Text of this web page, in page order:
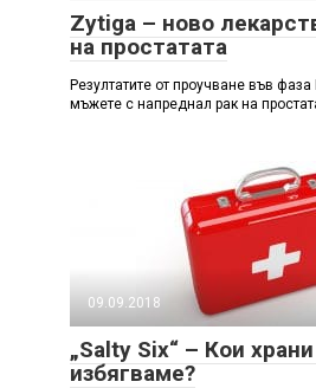
Zytiga – ново
на простатата
Резултатите от проучване във фаза
мъжете с напреднал рак на
09.09.2018
„Salty Six“ – Кои
избягваме?